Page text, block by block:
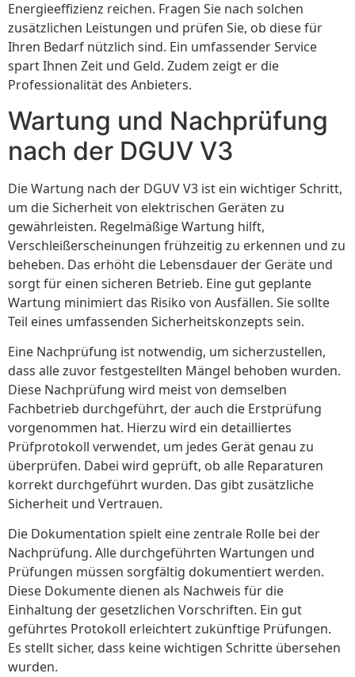
Energieeffizienz reichen. Fragen Sie nach solchen
zusätzlichen Leistungen und prüfen Sie, ob diese für
Ihren Bedarf nützlich sind. Ein umfassender Service
spart Ihnen Zeit und Geld. Zudem zeigt er die
Professionalität des Anbieters.
Wartung und Nachprüfung
nach der DGUV V3
Die Wartung nach der DGUV V3 ist ein wichtiger Schritt,
um die Sicherheit von elektrischen Geräten zu
gewährleisten. Regelmäßige Wartung hilft,
Verschleißerscheinungen frühzeitig zu erkennen und zu
beheben. Das erhöht die Lebensdauer der Geräte und
sorgt für einen sicheren Betrieb. Eine gut geplante
Wartung minimiert das Risiko von Ausfällen. Sie sollte
Teil eines umfassenden Sicherheitskonzepts sein.
Eine Nachprüfung ist notwendig, um sicherzustellen,
dass alle zuvor festgestellten Mängel behoben wurden.
Diese Nachprüfung wird meist von demselben
Fachbetrieb durchgeführt, der auch die Erstprüfung
vorgenommen hat. Hierzu wird ein detailliertes
Prüfprotokoll verwendet, um jedes Gerät genau zu
überprüfen. Dabei wird geprüft, ob alle Reparaturen
korrekt durchgeführt wurden. Das gibt zusätzliche
Sicherheit und Vertrauen.
Die Dokumentation spielt eine zentrale Rolle bei der
Nachprüfung. Alle durchgeführten Wartungen und
Prüfungen müssen sorgfältig dokumentiert werden.
Diese Dokumente dienen als Nachweis für die
Einhaltung der gesetzlichen Vorschriften. Ein gut
geführtes Protokoll erleichtert zukünftige Prüfungen.
Es stellt sicher, dass keine wichtigen Schritte übersehen
wurden.